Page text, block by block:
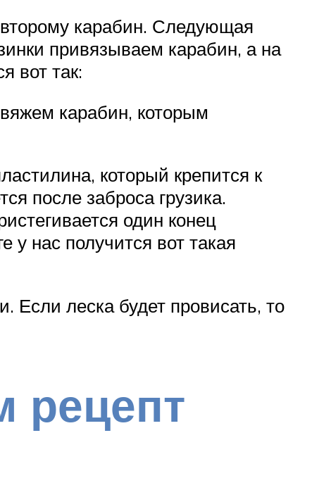
карабин. Следующая
привязываем карабин, а на
вот так:
карабин, которым
который крепится к
после заброса грузика.
один конец
у нас получится вот такая
Если леска будет провисать, то
рецепт